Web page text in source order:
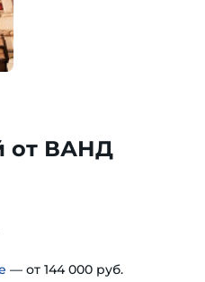
от ВАНД
— от 144 000 руб.